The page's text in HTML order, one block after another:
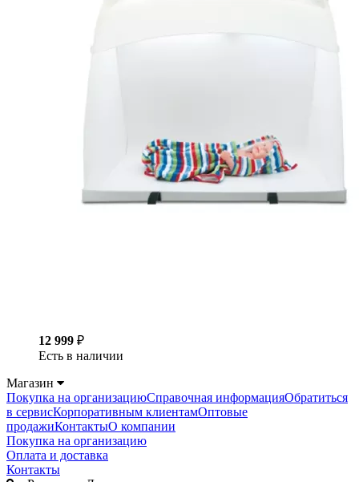
12 999 ₽
Есть в наличии
Магазин
Покупка на организациюСправочная информацияОбратиться
в сервисКорпоративным клиентамОптовые
продажиКонтактыО компании
Покупка на организацию
Оплата и доставка
Контакты